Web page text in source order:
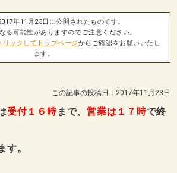
年11月23日に公開されたものです。
る可能性がありますのでご注意ください。
リックしてトップページからご確認をお願いいたし
ます。
この記事の投稿日：2017年11月23日
受付１６時まで、営業は１７時で終
す。